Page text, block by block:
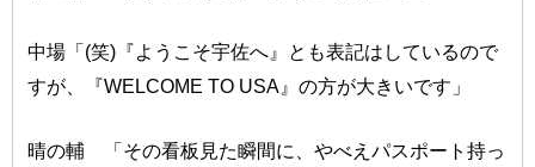
中場「(笑)『ようこそ宇佐へ』とも表記はしているので
すが、『WELCOME TO USA』の方が大きいです」
晴の輔 「その看板見た瞬間に、やべえパスポート持っ